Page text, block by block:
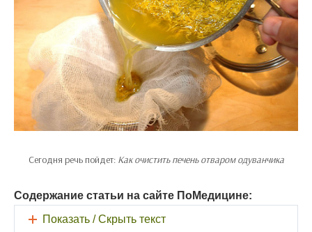
Сегодня речь пойдет: Как очистить печень отваром одуванчика
Содержание статьи на сайте ПоМедицине:
Показать / Скрыть текст